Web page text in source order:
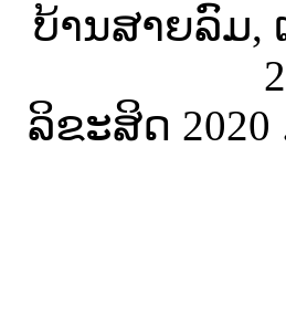
ບ້ານສາຍລົມ,
ລິຂະສິດ